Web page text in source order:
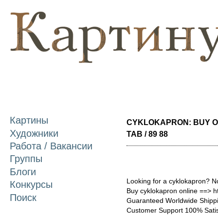
Картины
Художники
Работа / Вакансии
Группы
Блоги
Конкурсы
Поиск
CYKLOKAPRON: BUY
TAB / 89 88
Looking for a cyklokapron?
Buy cyklokapron online ==>
Guaranteed Worldwide
Customer Support 100%